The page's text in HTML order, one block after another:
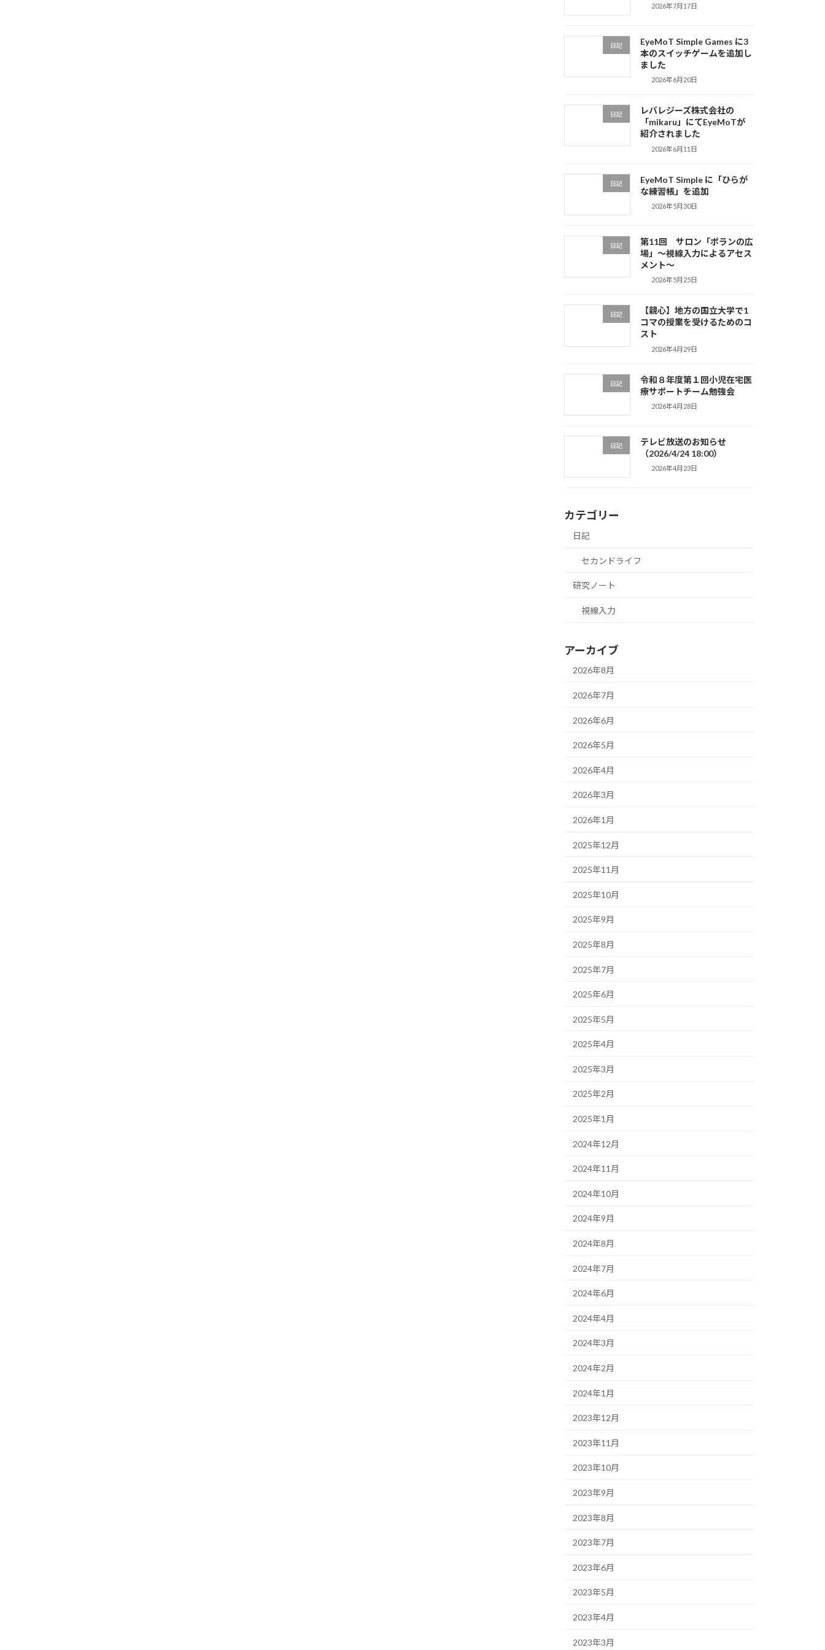
2026年7月17日
日記
EyeMoT Simple Games に3
本のスイッチゲームを追加し
ました
2026年6月20日
日記
レバレジーズ株式会社の
「mikaru」にてEyeMoTが
紹介されました
2026年6月11日
日記
EyeMoT Simple に「ひらが
な練習帳」を追加
2026年5月30日
日記
第11回 サロン「ポランの広
場」〜視線入力によるアセス
メント〜
2026年5月25日
日記
【親心】地方の国立大学で1
コマの授業を受けるためのコ
スト
2026年4月29日
日記
令和８年度第１回小児在宅医
療サポートチーム勉強会
2026年4月28日
日記
テレビ放送のお知らせ
（2026/4/24 18:00）
2026年4月23日
カテゴリー
日記
セカンドライフ
研究ノート
視線入力
アーカイブ
2026年8月
2026年7月
2026年6月
2026年5月
2026年4月
2026年3月
2026年1月
2025年12月
2025年11月
2025年10月
2025年9月
2025年8月
2025年7月
2025年6月
2025年5月
2025年4月
2025年3月
2025年2月
2025年1月
2024年12月
2024年11月
2024年10月
2024年9月
2024年8月
2024年7月
2024年6月
2024年4月
2024年3月
2024年2月
2024年1月
2023年12月
2023年11月
2023年10月
2023年9月
2023年8月
2023年7月
2023年6月
2023年5月
2023年4月
2023年3月